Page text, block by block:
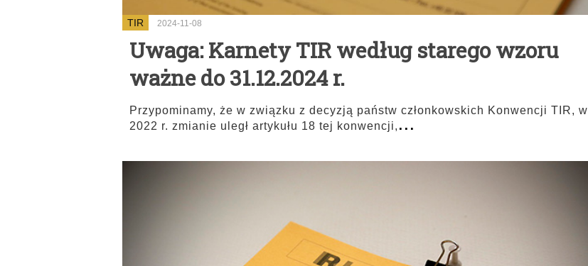
TIR 2024-11-08
Uwaga: Karnety TIR według starego wzoru
ważne do 31.12.2024 r.
Przypominamy, że w związku z decyzją państw członkowskich Konwencji TIR, w
2022 r. zmianie uległ artykułu 18 tej konwencji, ...